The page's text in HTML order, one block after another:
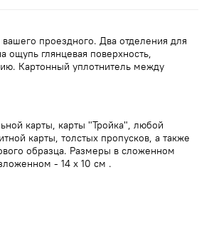
проездного. Два отделения для
ощупь глянцевая поверхность,
Картонный уплотнитель между
карты, карты "Тройка", любой
карты, толстых пропусков, а также
образца. Размеры в сложенном
- 14 х 10 см .